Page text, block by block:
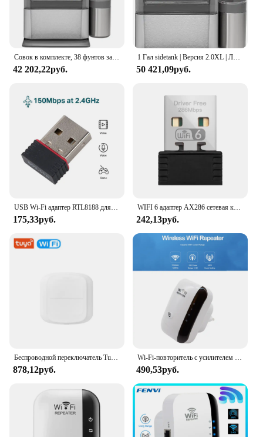
42 202,22руб.
1 Гал sidetank | Версия 2.0XL | Льдогенератор с Wi-Fi подключением | Нержавеющая сталь
50 421,09руб.
175,33руб.
WIFI 6 адаптер AX286 сетевая карта мини-USB ключ 2,4 ГГц 802.11AX прием сигнала для ПК ноутбук Windows 7 10 11 драйвер бесплатно
242,13руб.
878,12руб. 490,53руб.